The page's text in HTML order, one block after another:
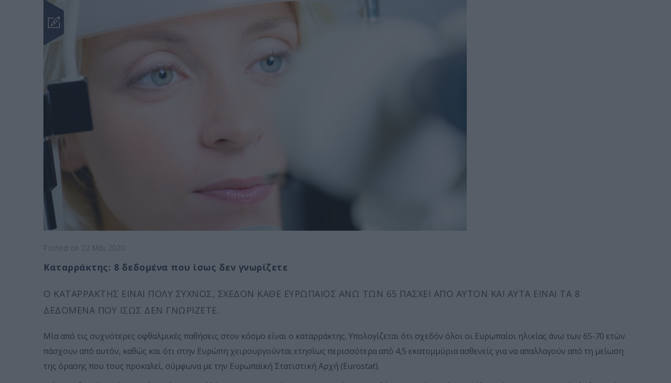
Posted on 22 Μάι 2020
Καταρράκτης: 8 δεδομένα που ίσως δεν γνωρίζετε
Ο ΚΑΤΑΡΡΆΚΤΗΣ ΕΊΝΑΙ ΠΟΛΎ ΣΥΧΝΌΣ, ΣΧΕΔΌΝ ΚΆΘΕ ΕΥΡΩΠΑΊΟΣ ΆΝΩ ΤΩΝ 65 ΠΆΣΧΕΙ ΑΠΌ ΑΥΤΌΝ ΚΑΙ ΑΥΤΆ ΕΊΝΑΙ ΤΑ 8
ΔΕΔΟΜΈΝΑ ΠΟΥ ΊΣΩΣ ΔΕΝ ΓΝΩΡΊΖΕΤΕ.
Μία από τις συχνότερες οφθαλμικές παθήσεις στον κόσμο είναι ο καταρράκτης. Υπολογίζεται ότι σχεδόν όλοι οι Ευρωπαίοι ηλικίας άνω των 65-70 ετών
πάσχουν από αυτόν, καθώς και ότι στην Ευρώπη χειρουργούνται ετησίως περισσότερα από 4,5 εκατομμύρια ασθενείς για να απαλλαγούν από τη μείωση
της όρασης που τους προκαλεί, σύμφωνα με την Ευρωπαϊκή Στατιστική Αρχή (Eurostat).